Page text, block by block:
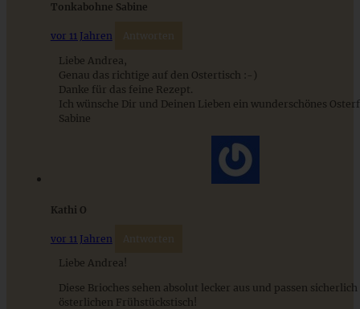
Fluffige und weiche Schokobrötchen aus Hefeteig
ZUM BEITRAG
Tonkabohne Sabine
vor 11 Jahren Antworten
Liebe Andrea,
Genau das richtige auf den Ostertisch :-)
Danke für das feine Rezept.
Ich wünsche Dir und Deinen Lieben ein wunderschönes
Sabine
Kathi O
vor 11 Jahren Antworten
Liebe Andrea!
Diese Brioches sehen absolut lecker aus und passen
österlichen Frühstückstisch!